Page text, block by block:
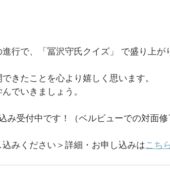
行で、「冨沢守氏クイズ」 で盛り上が
きたことを心より嬉しく思います。
でいきましょう。
受付中です！（ベルビューでの対面修
みください＞詳細・お申し込みはこちら